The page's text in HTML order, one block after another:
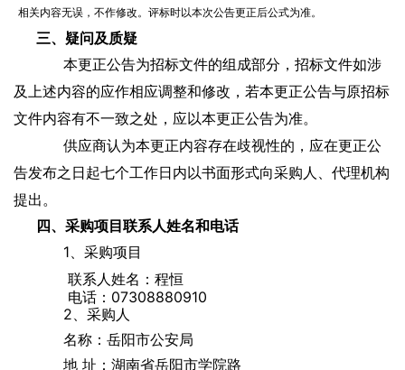
相关内容无误，不作修改。评标时以本次公告更正后公式为准。
三、疑问及质疑
本更正公告为招标文件的组成部分，招标文件如涉
及上述内容的应作相应调整和修改，若本更正公告与原招标
文件内容有不一致之处，应以本更正公告为准。
供应商认为本更正内容存在歧视性的，应在更正公
告发布之日起七个工作日内以书面形式向采购人、代理机构
提出。
四、采购项目联系人姓名和电话
1、采购项目
联系人姓名：程恒
电话：07308880910
2、采购人
名称：岳阳市公安局
地 址：湖南省岳阳市学院路